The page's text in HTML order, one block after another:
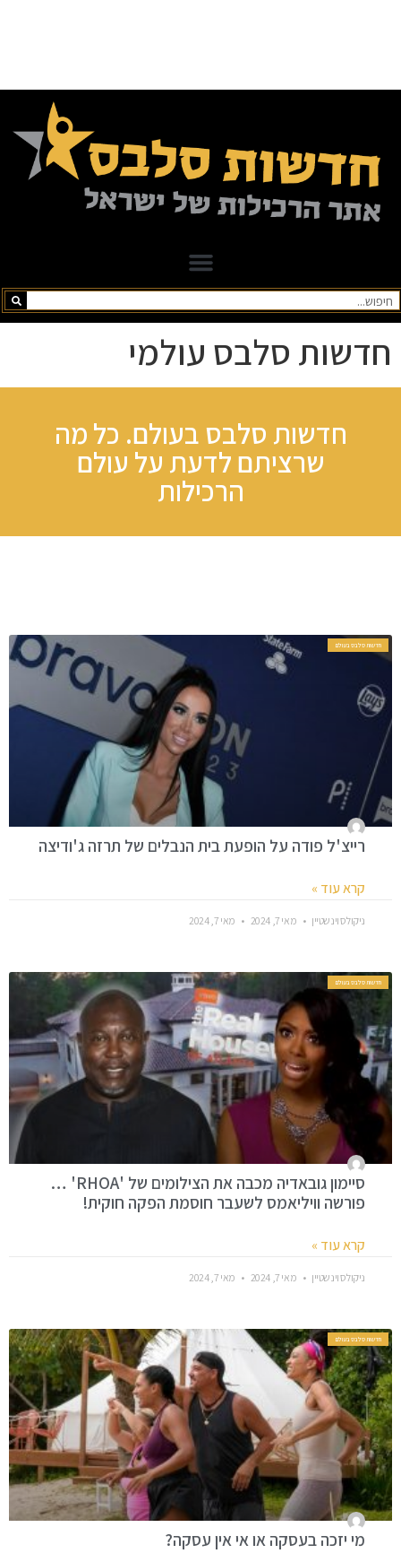
חדשות סלבס עולמי
חדשות סלבס בעולם. כל מה
שרציתם לדעת על עולם
הרכילות​
חדשות סלבס בעולם
רייצ'ל פודה על הופעת בית הנבלים של תרזה ג'ודיצה
קרא עוד »
ניקולס וינשטיין מאי 7, 2024 מאי 7, 2024
חדשות סלבס בעולם
סיימון גובאדיה מכבה את הצילומים של 'RHOA' …
פורשה וויליאמס לשעבר חוסמת הפקה חוקית!
קרא עוד »
ניקולס וינשטיין מאי 7, 2024 מאי 7, 2024
חדשות סלבס בעולם
מי יזכה בעסקה או אי אין עסקה?